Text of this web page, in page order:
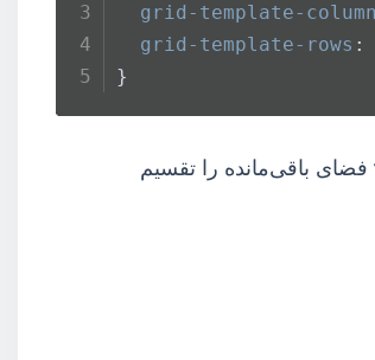
grid-template-
grid-template-rows :
}
فضای باقی‌مانده را تقسیم